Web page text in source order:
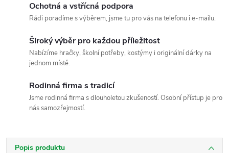
Ochotná a vstřícná podpora
Rádi poradíme s výběrem, jsme tu pro vás na telefonu i e-mailu.
Široký výběr pro každou příležitost
Nabízíme hračky, školní potřeby, kostýmy i originální dárky na
jednom místě.
Rodinná firma s tradicí
Jsme rodinná firma s dlouholetou zkušeností. Osobní přístup je pro
nás samozřejmostí.
Popis produktu